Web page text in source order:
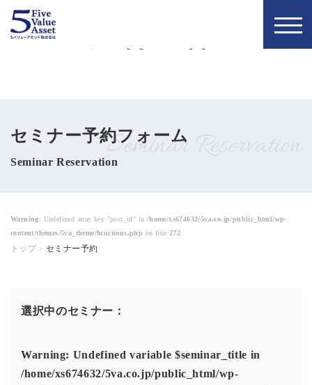
トップページ
当社について コラム
無料個別相談
金融商品取引法に基づく表示
勧誘方針
Warning: Undefined array key "title" in
/home/xs674632/5va.co.jp/public_html/wp-
セミナー予約フォーム
Seminar ReservationSeminar Reservation
Warning: Undefined array key "post_id" in /home/xs674632/5va.co.jp/public_html/wp-
content/themes/5va_theme/functions.php on line 272
トップ > セミナー予約
選択中のセミナー：
Warning: Undefined variable $seminar_title in
/home/xs674632/5va.co.jp/public_html/wp-